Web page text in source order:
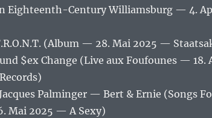
Eighteenth-Century Williamsburg — 4.
(Album — 28. Mai 2025 —
$ex Change (Live aux Foufounes —
Palminger — Bert & Ernie (Songs
Mai 2025 — A Sexy)